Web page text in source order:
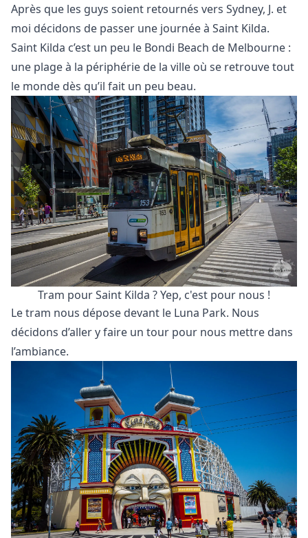
Après que les guys soient retournés vers Sydney, J. et
moi décidons de passer une journée à Saint Kilda.
Saint Kilda c’est un peu le Bondi Beach de Melbourne :
une plage à la périphérie de la ville où se retrouve tout
le monde dès qu’il fait un peu beau.
Tram pour Saint Kilda ? Yep, c'est pour nous !
Le tram nous dépose devant le Luna Park. Nous
décidons d’aller y faire un tour pour nous mettre dans
l’ambiance.